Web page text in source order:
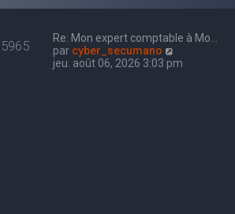
Re: Mon expert comptable à Mo…
par cyber_secumano
o
jeu. août 06, 2026 3:03 pm